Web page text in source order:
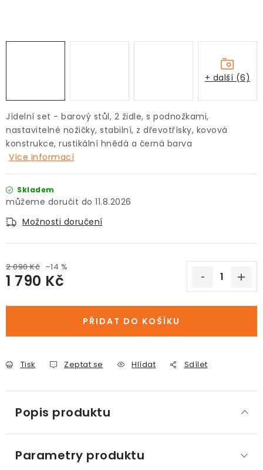
Jídelní set - barový stůl, 2 židle, s podnožkami,
nastavitelné nožičky, stabilní, z dřevotřísky, kovová
konstrukce, rustikální hnědá a černá barva
Více informací
Skladem
11.8.2026
Možnosti doručení
2 090 Kč –14 %
1 790 Kč
PŘIDAT DO KOŠÍKU
Tisk Zeptat se Hlídat Sdílet
+ další (6)
Popis produktu
Parametry produktu